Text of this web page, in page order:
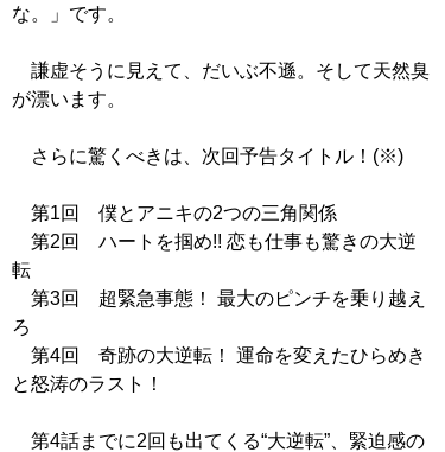
な。」です。
謙虚そうに見えて、だいぶ不遜。そして天然臭
が漂います。
さらに驚くべきは、次回予告タイトル！(※)
第1回 僕とアニキの2つの三角関係
第2回 ハートを掴め!! 恋も仕事も驚きの大逆
転
第3回 超緊急事態！ 最大のピンチを乗り越え
ろ
第4回 奇跡の大逆転！ 運命を変えたひらめき
と怒涛のラスト！
第4話までに2回も出てくる“大逆転”、緊迫感の